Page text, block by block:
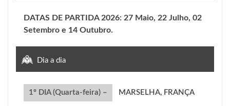
DATAS DE PARTIDA 2026: 27 Maio, 22 Julho, 02
Setembro e 14 Outubro.
Dia a dia
1º DIA (Quarta-feira) – MARSELHA, FRANÇA